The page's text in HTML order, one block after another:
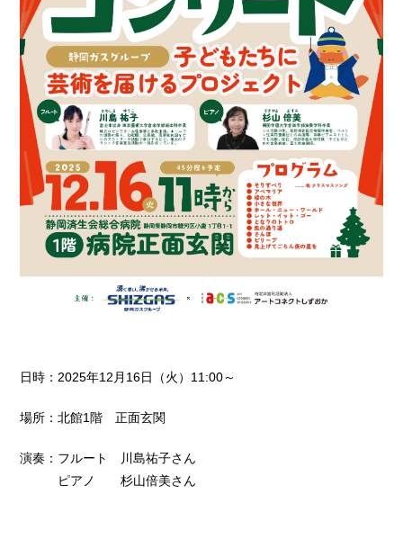
日時： 2025年12月16日（火） 11:00～
場所：北館1 階 正面玄関
演奏：フルート 川島祐子さん
ピアノ 杉山倍美さん